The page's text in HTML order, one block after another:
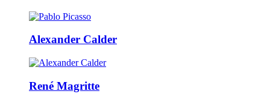
Alexander Calder
René Magritte